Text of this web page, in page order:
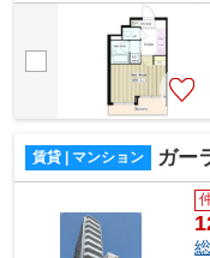
様へ提供しております！最新
賃貸 | マンション ガー